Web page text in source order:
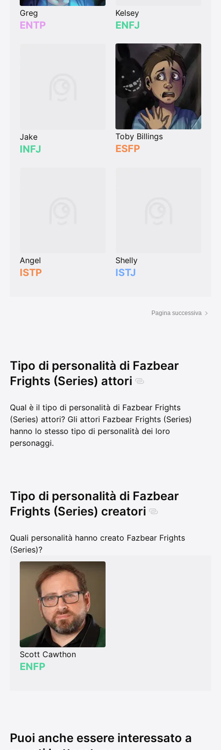
Greg
ENTP
Kelsey
ENFJ
Jake
INFJ
Toby Billings
ESFP
Angel
ISTP
Shelly
ISTJ
Pagina successiva
Tipo di personalità di Fazbear
Frights (Series) attori
Qual è il tipo di personalità di Fazbear Frights
(Series) attori? Gli attori Fazbear Frights (Series)
hanno lo stesso tipo di personalità dei loro
personaggi.
Tipo di personalità di Fazbear
Frights (Series) creatori
Quali personalità hanno creato Fazbear Frights
(Series)?
Scott Cawthon
ENFP
Puoi anche essere interessato a